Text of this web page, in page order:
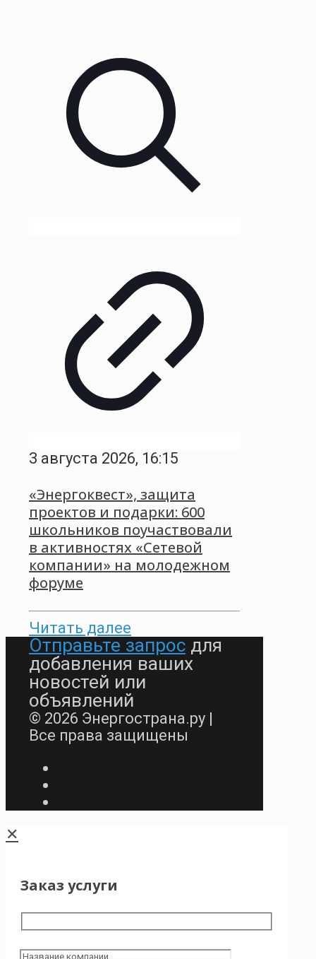
3 августа 2026, 16:15
«Энергоквест», защита
проектов и подарки: 600
школьников поучаствовали
в активностях «Сетевой
компании» на молодежном
форуме
Читать далее
Отправьте запрос для
добавления ваших
новостей или
объявлений
© 2026 Энергострана.ру |
Все права защищены
✕
Заказ услуги